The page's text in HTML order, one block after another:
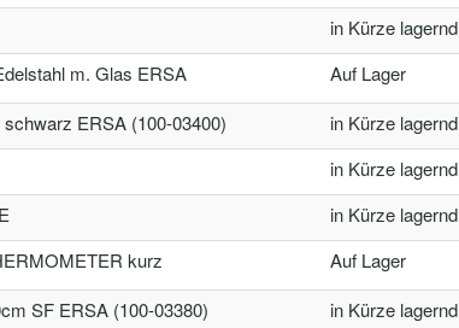
in Kürze lagernd
m. Glas ERSA Auf Lager
ERSA (100-03400) in Kürze lagernd
in Kürze lagernd
in Kürze lagernd
kurz Auf Lager
SF ERSA (100-03380) in Kürze lagernd